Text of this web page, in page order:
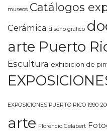
museos Catálogos
Cerámica diseño gráfico
arte Puerto
Escultura exhibicion de
EXPOSICIONES PUERTO RICO 1990-
arte Florencio Gelabert